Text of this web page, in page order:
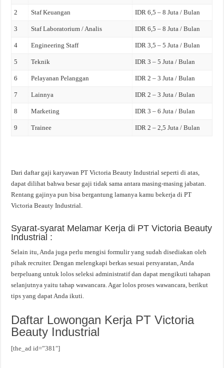
2 Staf Keuangan IDR 6,5 – 8 Juta / Bulan
3 Staf Laboratorium / Analis IDR 6,5 – 8 Juta / Bulan
4 Engineering Staff IDR 3,5 – 5 Juta / Bulan
5 Teknik IDR 3 – 5 Juta / Bulan
6 Pelayanan Pelanggan IDR 2 – 3 Juta / Bulan
7 Lainnya IDR 2 – 3 Juta / Bulan
8 Marketing IDR 3 – 6 Juta / Bulan
9 Trainee IDR 2 – 2,5 Juta / Bulan
Dari daftar gaji karyawan PT Victoria Beauty Industrial seperti di atas,
dapat dilihat bahwa besar gaji tidak sama antara masing-masing jabatan.
Rentang gajinya pun bisa bergantung lamanya kamu bekerja di PT
Victoria Beauty Industrial.
Syarat-syarat Melamar Kerja di PT Victoria Beauty
Industrial :
Selain itu, Anda juga perlu mengisi formulir yang sudah disediakan oleh
pihak recruiter. Dengan melengkapi berkas sesuai persyaratan, Anda
berpeluang untuk lolos seleksi administratif dan dapat mengikuti tahapan
selanjutnya yaitu tahap wawancara. Agar lolos proses wawancara, berikut
tips yang dapat Anda ikuti.
Daftar Lowongan Kerja PT Victoria
Beauty Industrial
[the_ad id=”381″]